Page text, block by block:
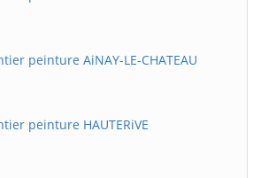
peinture AiNAY-LE-CHATEAU
peinture HAUTERiVE